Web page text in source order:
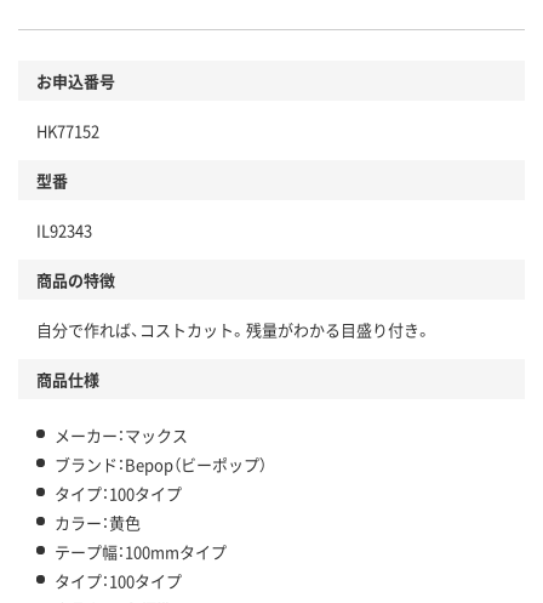
お申込番号
HK77152
型番
IL92343
商品の特徴
自分で作れば、コストカット。残量がわかる目盛り付き。
商品仕様
メーカー：マックス
ブランド：Bepop（ビーポップ）
タイプ：100タイプ
カラー：黄色
テープ幅：100mmタイプ
タイプ：100タイプ